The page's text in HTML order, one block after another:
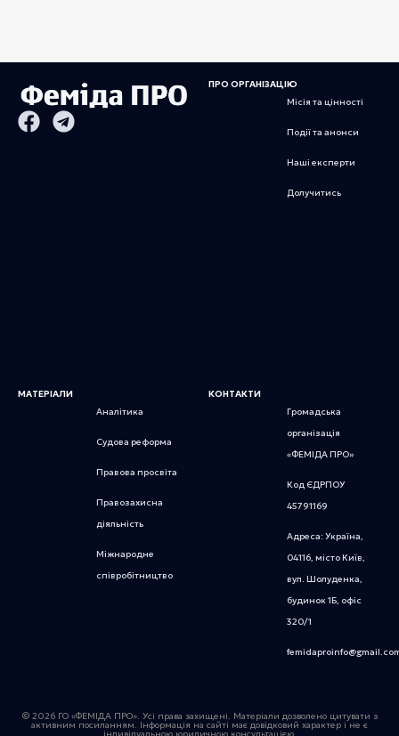
ПРО ОРГАНІЗАЦІЮ
Місія та цінності
Події та анонси
Наші експерти
Долучитись
МАТЕРІАЛИ
Аналітика
Судова реформа
Правова просвіта
Правозахисна
діяльність
Міжнародне
співробітництво
КОНТАКТИ
Громадська
організація
«ФЕМІДА ПРО»
Код ЄДРПОУ
45791169
Адреса: Україна,
04116, місто Київ,
вул. Шолуденка,
будинок 1Б, офіс
320/1
© 2026 ГО «ФЕМІДА ПРО». Усі права захищені. Матеріали дозволено цитувати з
активним посиланням. Інформація на сайті має довідковий характер і не є
індивідуальною юридичною консультацією.